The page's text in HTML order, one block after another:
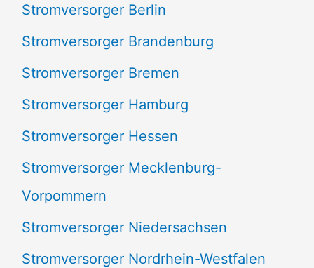
:Stromversorger Berlin
Stromversorger Brandenburg
Stromversorger Bremen
Stromversorger Hamburg
Stromversorger Hessen
Stromversorger Mecklenburg-
Vorpommern
Stromversorger Niedersachsen
Stromversorger Nordrhein-Westfalen